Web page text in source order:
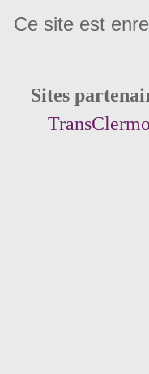
Ce site est
Sites